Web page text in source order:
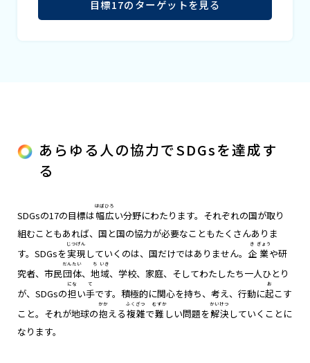
目標17のターゲットを見る
あらゆる人の協力でSDGsを達成す
る
SDGsの17の目標は幅
はば
広
ひろ
い分野にわたります。それぞれの国が取り
組むこともあれば、国と国の協力が必要なこともたくさんありま
す。SDGsを実
じつ
現
げん
していくのは、国だけではありません。 企
き
業
ぎょう
や研
究者、市民団
だん
体
たい
、 地
ち
域
いき
、学校、家庭、そしてわたしたち一人ひとり
が、SDGsの担
にな
い手
て
です。積極的に関心を持ち、考え、行動に起
お
こす
こと。それが地球の抱
かか
える複
ふく
雑
ざつ
で難
むずか
しい問題を解
かい
決
けつ
していくことに
なります。